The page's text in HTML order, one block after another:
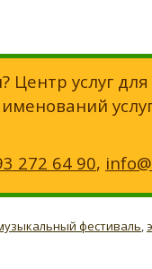
услуг
272 64 90,
фестиваль,